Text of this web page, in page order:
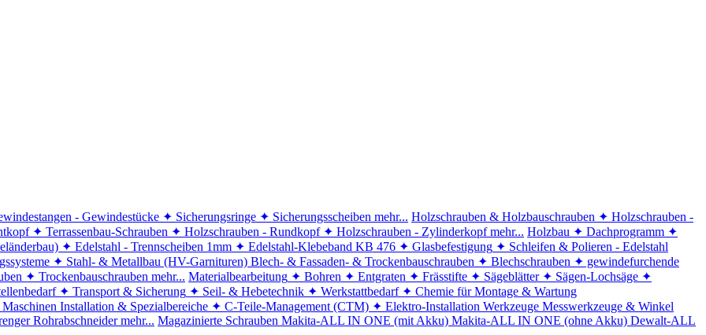
- Gewindestücke ✦ Sicherungsringe ✦ Sicherungsscheiben mehr... Holzschrauben & Holzbauschrauben ✦ Holzschrauben -
✦ Terrassenbau-Schrauben ✦ Holzschrauben - Rundkopf ✦ Holzschrauben - Zylinderkopf mehr... Holzbau ✦ Dachprogramm ✦
✦ Edelstahl - Trennscheiben 1mm ✦ Edelstahl-Klebeband KB 476 ✦ Glasbefestigung ✦ Schleifen & Polieren - Edelstahl
✦ Stahl- & Metallbau (HV-Garnituren) Blech- & Fassaden- & Trockenbauschrauben ✦ Blechschrauben ✦ gewindefurchende
✦ Trockenbauschrauben mehr... Materialbearbeitung ✦ Bohren ✦ Entgraten ✦ Frässtifte ✦ Sägeblätter ✦ Sägen-Lochsäge ✦
✦ Transport & Sicherung ✦ Seil- & Hebetechnik ✦ Werkstattbedarf ✦ Chemie für Montage & Wartung
Installation & Spezialbereiche ✦ C-Teile-Management (CTM) ✦ Elektro-Installation Werkzeuge Messwerkzeuge & Winkel
Rohrabschneider mehr... Magazinierte Schrauben Makita-ALL IN ONE (mit Akku) Makita-ALL IN ONE (ohne Akku) Dewalt-ALL